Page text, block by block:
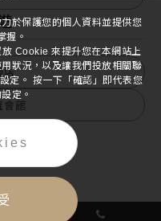
店
會館
於保護您的個人資料並提供您
握。
Cookie 來提升您在本網站上
狀況，以及讓我們投放相關聯
定。 按一下「確認」即代表您
定。